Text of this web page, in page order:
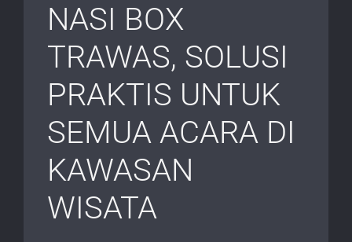
NASI BOX
TRAWAS, SOLUSI
PRAKTIS UNTUK
SEMUA ACARA DI
KAWASAN
WISATA